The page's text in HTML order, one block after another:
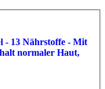
- 13 Nährstoffe - Mit
normaler Haut,